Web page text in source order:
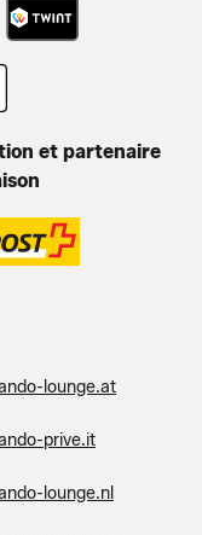
et partenaire
lounge.at
prive.it
lounge.nl